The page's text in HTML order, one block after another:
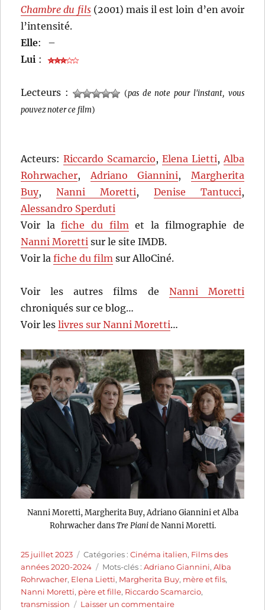
Chambre du fils(2001) mais il est loin d’en avoir
l’intensité.
Elle:
–
Lui :
Lecteurs : (pas de note pour l'instant, vous
pouvez noter ce film)
Acteurs:Riccardo Scamarcio, Elena Lietti,Alba
Rohrwacher,Adriano Giannini, Margherita
Buy,Nanni Moretti, Denise Tantucci,
Alessandro Sperduti
Voir lafiche du filmet la filmographie de
Nanni Moretti sur le site IMDB.
Voir lafiche du film sur AlloCiné.
Voir les autres films de Nanni Moretti
chroniqués sur ce blog…
Voir leslivres sur Nanni Moretti…
Nanni Moretti, Margherita Buy, Adriano Giannini et Alba
Rohrwacher dansTre Pianide Nanni Moretti.
Publié
le
25 juillet 2023 Catégories
Catégories :Cinéma italien, Films des
années 2020-2024
Étiquettes
Mots-clés :Adriano Giannini,Alba
Rohrwacher, Elena Lietti, Margherita Buy, mère et fils,
Nanni Moretti, père et fille, Riccardo Scamarcio,
transmission
Laisser un commentairesur